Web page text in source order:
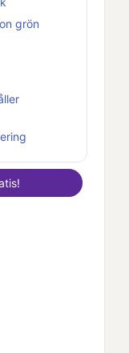
grön